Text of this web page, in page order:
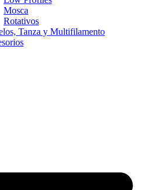
Mosca
Rotativos
Tanza y Multifilamento